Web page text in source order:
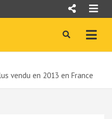
vendu en 2013 en France